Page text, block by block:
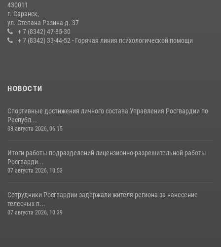
Сотрудники Росгвардии обеспечили безопасность Всероссийского
конкурса профмастерства в Саранске
23 июля 2026, 11:54 4
430011
г. Саранск,
ул. Степана Разина д. 37
+ 7 (8342) 47-85-30
+ 7 (8342) 33-44-52 - Горячая линия психологической помощи
НОВОСТИ
Спортивные достижения личного состава Управления Росгвардии по
Республ...
08 августа 2026, 06:15
Итоги работы подразделений лицензионно-разрешительной работы
Росгварди...
07 августа 2026, 10:53
Сотрудники Росгвардии задержали жителя региона за нанесение
телесных п...
07 августа 2026, 10:39